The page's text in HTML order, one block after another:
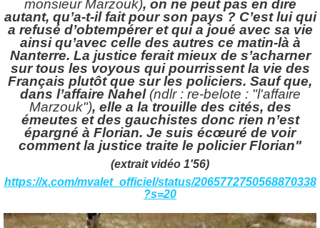
monsieur Marzouk), on ne peut pas en dire
autant, qu’a-t-il fait pour son pays? C’est lui qui
a refusé d’obtempérer et qui a joué avec sa vie
ainsi qu’avec celle des autres ce matin-là à
Nanterre. La justice ferait mieux de s’acharner
sur tous les voyous qui pourrissent la vie des
Français plutôt que sur les policiers. Sauf que,
dans l’affaire Nahel (ndlr : re-belote : "l'affaire
Marzouk"), elle a la trouille des cités, des
émeutes et des gauchistes donc rien n’est
épargné à Florian. Je suis écœuré de voir
comment la justice traite le policier Florian"
(extrait vidéo 1'56)
https://x.com/mvalet_officiel/status/2065772750568870338
?s=20